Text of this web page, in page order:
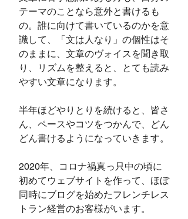
テーマのことなら意外と書けるも
の。誰に向けて書いているのかを意
識して、「文は人なり」の個性はそ
のままに、文章のヴォイスを聞き取
り、リズムを整えると、とても読み
やすい文章になります。
半年ほどやりとりを続けると、皆さ
ん、ペースやコツをつかんで、どん
どん書けるようになっていきます。
2020年、コロナ禍真っ只中の頃に
初めてウェブサイトを作って、ほぼ
同時にブログを始めたフレンチレス
トラン経営のお客様がいます。